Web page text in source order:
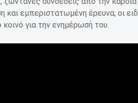
και εμπεριστατωμένη έρευνα, οι
για την ενημέρωσή του.